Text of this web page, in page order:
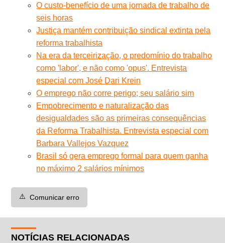
O custo-benefício de uma jornada de trabalho de
seis horas
Justiça mantém contribuição sindical extinta pela
reforma trabalhista
Na era da terceirização, o predomínio do trabalho
como 'labor', e não como 'opus'. Entrevista
especial com José Dari Krein
O emprego não corre perigo; seu salário sim
Empobrecimento e naturalização das
desigualdades são as primeiras consequências
da Reforma Trabalhista. Entrevista especial com
Barbara Vallejos Vazquez
Brasil só gera emprego formal para quem ganha
no máximo 2 salários mínimos
⚠️ Comunicar erro
NOTÍCIAS RELACIONADAS